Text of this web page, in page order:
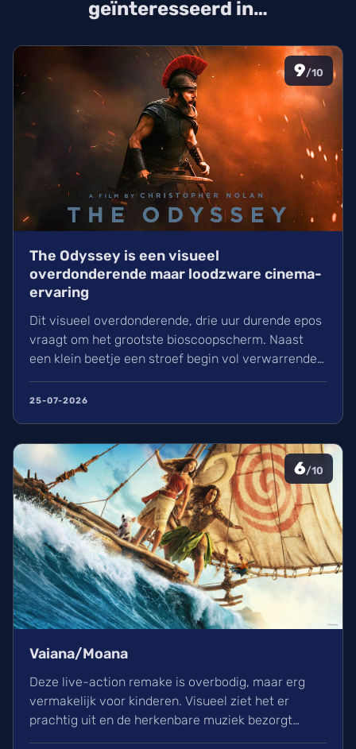
geïnteresseerd in…
9/10
The Odyssey is een visueel
overdonderende maar loodzware cinema-
ervaring
Dit visueel overdonderende, drie uur durende epos
vraagt om het grootste bioscoopscherm. Naast
een klein beetje een stroef begin vol verwarrende
film in een indrukwekkend epos vol praktische
25-07-2026
6/10
Vaiana/Moana
Deze live-action remake is overbodig, maar erg
vermakelijk voor kinderen. Visueel ziet het er
prachtig uit en de herkenbare muziek bezorgt